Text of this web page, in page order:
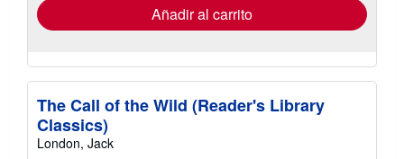
envío
Añadir al carrito
The Call of the Wild (Reader's Library
Classics)
London, Jack